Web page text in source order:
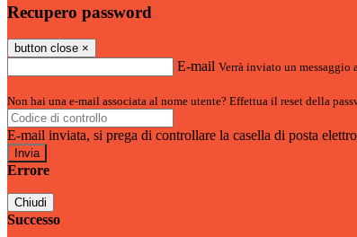
Recupero password
button close ×
E-mail Verrà inviato un
Non hai una e-mail associata al nome utente? Effettua il reset della
E-mail inviata, si prega di controllare la casella di posta
Errore
Chiudi
Successo